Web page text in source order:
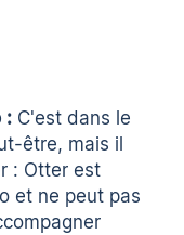
: C'est dans le
être, mais il
: Otter est
et ne peut pas